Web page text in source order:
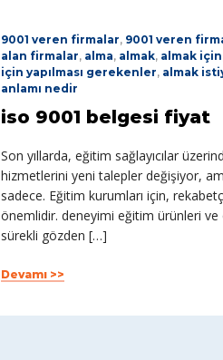
9001 veren firmalar, 9001 veren
alan firmalar, alma, almak, almak için
için yapılması gerekenler, almak
anlamı nedir
iso 9001 belgesi fiyat
Son yıllarda, eğitim sağlayıcılar
hizmetlerini yeni talepler değişiyor,
sadece. Eğitim kurumları için,
önemlidir. deneyimi eğitim ürünleri
sürekli gözden […]
Devamı >>